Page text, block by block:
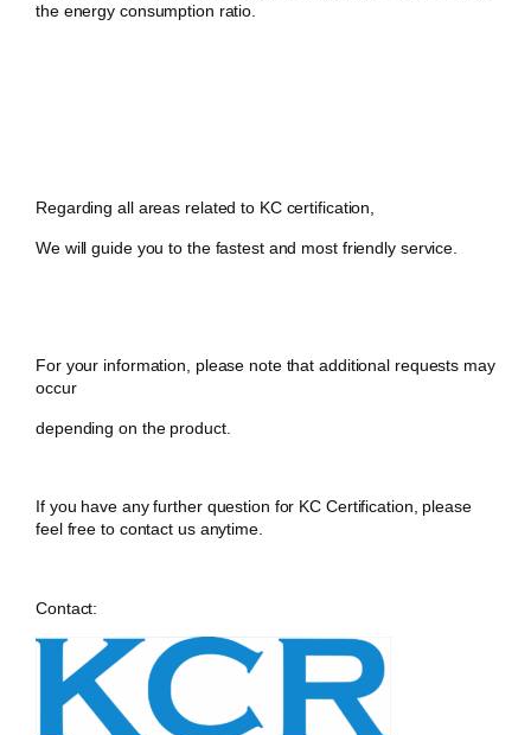
the energy consumption ratio.
Regarding all areas related to KC certification,
We will guide you to the fastest and most friendly service.
For your information, please note that additional requests may
occur
depending on the product.
If you have any further question for KC Certification, please
feel free to contact us anytime.
Contact: